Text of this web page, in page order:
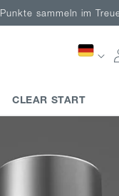
Punkte sammeln im
CLEAR START